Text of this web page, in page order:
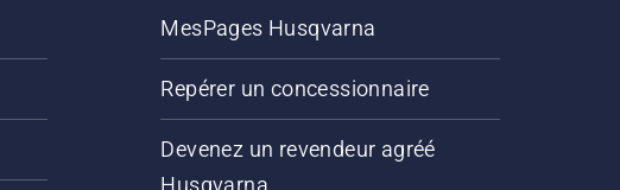
MesPages Husqvarna
Repérer un concessionnaire
Devenez un revendeur agréé
Husqvarna